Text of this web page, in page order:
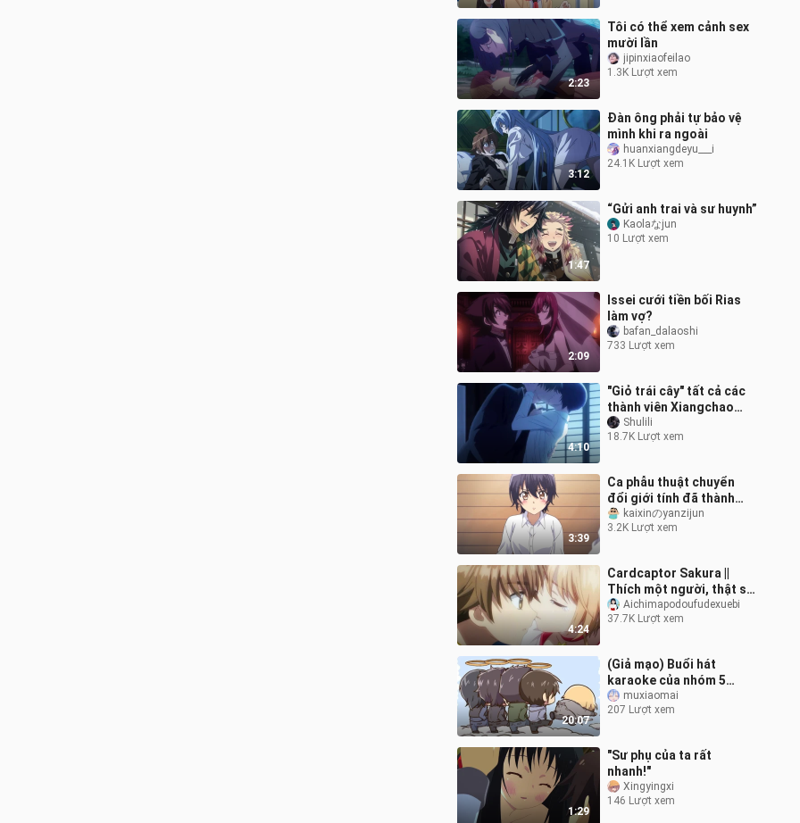
2:23
Tôi có thể xem cảnh sex
mười lần
jipinxiaofeilao
1.3K Lượt xem
3:12
Đàn ông phải tự bảo vệ
mình khi ra ngoài
huanxiangdeyu___i
24.1K Lượt xem
1:47
“Gửi anh trai và sư huynh”
Kaolaなjun
10 Lượt xem
2:09
Issei cưới tiền bối Rias
làm vợ?
bafan_dalaoshi
733 Lượt xem
4:10
"Giỏ trái cây" tất cả các
thành viên Xiangchao
tình yêu ngọt ngào (bao
gồm cả cà vạt của Zi Wu,
Shulili
18.7K Lượt xem
3:39
Ca phẫu thuật chuyển
đổi giới tính đã thành
công. Xin chúc mừng,
bạn đã là con gái 100%.
kaixinのyanzijun
3.2K Lượt xem
4:24
Cardcaptor Sakura ||
Thích một người, thật sự
không giấu nổi mắt!
Aichimapodoufudexuebi
37.7K Lượt xem
20:07
(Giả mạo) Buổi hát
karaoke của nhóm 5
người học viện cảnh sát
muxiaomai
207 Lượt xem
1:29
"Sư phụ của ta rất
nhanh!"
Xingyingxi
146 Lượt xem